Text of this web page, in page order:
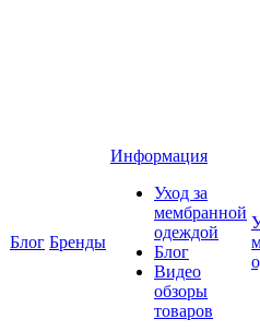
Блог Бренды
Информация
Уход за
мембранной
одеждой
Блог
Видео
обзоры
товаров